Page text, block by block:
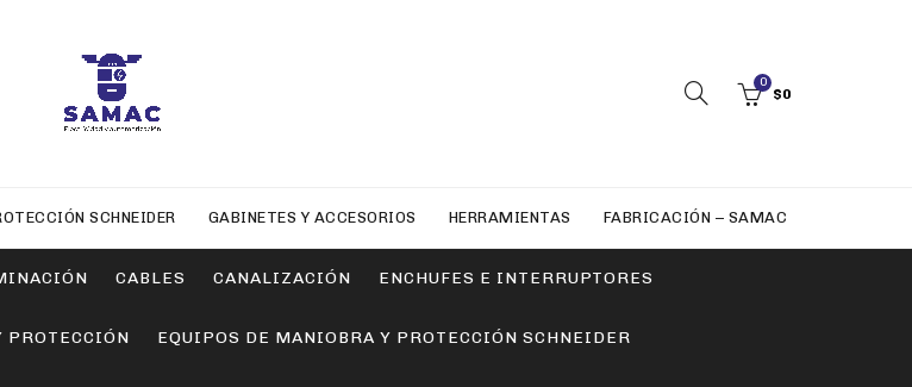
0
$0
SCHNEIDER GABINETES Y ACCESORIOS HERRAMIENTAS FABRICACIÓN – SAMAC
CABLES CANALIZACIÓN ENCHUFES E INTERRUPTORES
PROTECCIÓN EQUIPOS DE MANIOBRA Y PROTECCIÓN SCHNEIDER